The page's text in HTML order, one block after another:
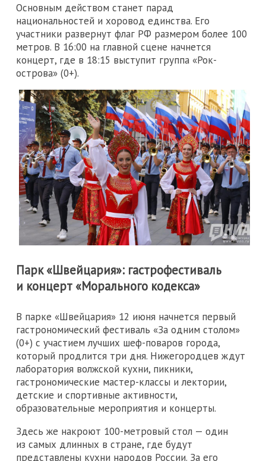
Основным действом станет парад
национальностей и хоровод единства. Его
участники развернут флаг РФ размером более 100
метров. В 16:00 на главной сцене начнется
концерт, где в 18:15 выступит группа «Рок-
острова» (0+).
Парк «Швейцария»: гастрофестиваль
и концерт «Морального кодекса»
В парке «Швейцария» 12 июня начнется первый
гастрономический фестиваль «За одним столом»
(0+) с участием лучших шеф-поваров города,
который продлится три дня. Нижегородцев ждут
лаборатория волжской кухни, пикники,
гастрономические мастер-классы и лектории,
детские и спортивные активности,
образовательные мероприятия и концерты.
Здесь же накроют 100-метровый стол — один
из самых длинных в стране, где будут
представлены кухни народов России. За его